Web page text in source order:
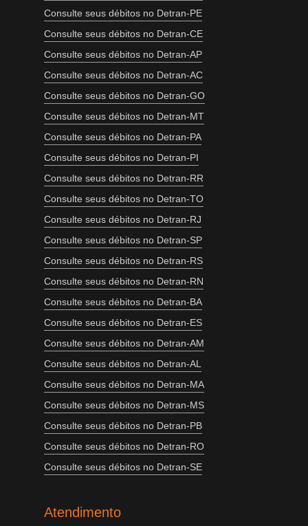
Consulte seus débitos no Detran-PE
Consulte seus débitos no Detran-CE
Consulte seus débitos no Detran-AP
Consulte seus débitos no Detran-AC
Consulte seus débitos no Detran-GO
Consulte seus débitos no Detran-MT
Consulte seus débitos no Detran-PA
Consulte seus débitos no Detran-PI
Consulte seus débitos no Detran-RR
Consulte seus débitos no Detran-TO
Consulte seus débitos no Detran-RJ
Consulte seus débitos no Detran-SP
Consulte seus débitos no Detran-RS
Consulte seus débitos no Detran-RN
Consulte seus débitos no Detran-BA
Consulte seus débitos no Detran-ES
Consulte seus débitos no Detran-AM
Consulte seus débitos no Detran-AL
Consulte seus débitos no Detran-MA
Consulte seus débitos no Detran-MS
Consulte seus débitos no Detran-PB
Consulte seus débitos no Detran-RO
Consulte seus débitos no Detran-SE
Atendimento